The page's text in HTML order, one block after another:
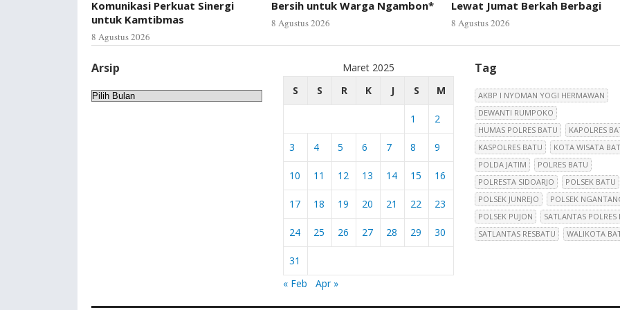
Komunikasi Perkuat Sinergi
untuk Kamtibmas
8 Agustus 2026
Bersih untuk Warga Ngambon*
8 Agustus 2026
Lewat Jumat Berkah Berbagi
8 Agustus 2026
Arsip
Arsip
Maret 2025
S
S R K J S M
1 2
3 4 5 6 7 8 9
10 11 12 13 14 15 16
17 18 19 20 21 22 23
24 25 26 27 28 29 30
31
« Feb
Apr »
Tag
AKBP I NYOMAN YOGI HERMAWAN
DEWANTI RUMPOKO
HUMAS POLRES BATU
KAPOLRES
KASPOLRES BATU
KOTA WISATA
POLDA JATIM
POLRES BATU
POLRESTA SIDOARJO
POLSEK BATU
POLSEK JUNREJO
POLSEK
POLSEK PUJON
SATLANTAS POLRES
SATLANTAS RESBATU
WALIKOTA